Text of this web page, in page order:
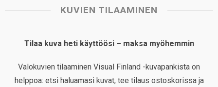
KUVIEN TILAAMINEN
Tilaa kuva heti käyttöösi – maksa myöhemmin
Valokuvien tilaaminen Visual Finland -kuvapankista on
helppoa: etsi haluamasi kuvat, tee tilaus ostoskorissa ja